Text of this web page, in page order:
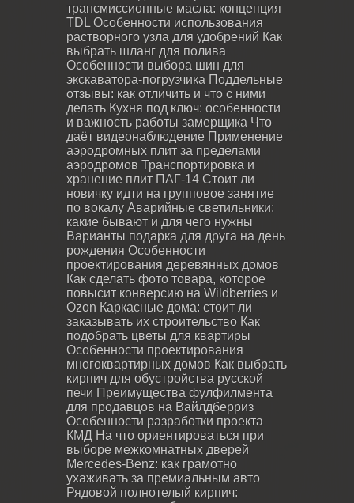
трансмиссионные масла: концепция
TDL Особенности использования
растворного узла для удобрений Как
выбрать шланг для полива
Особенности выбора шин для
экскаватора-погрузчика Поддельные
отзывы: как отличить и что с ними
делать Кухня под ключ: особенности
и важность работы замерщика Что
даёт видеонаблюдение Применение
аэродромных плит за пределами
аэродромов Транспортировка и
хранение плит ПАГ-14 Стоит ли
новичку идти на групповое занятие
по вокалу Аварийные светильники:
какие бывают и для чего нужны
Варианты подарка для друга на день
рождения Особенности
проектирования деревянных домов
Как сделать фото товара, которое
повысит конверсию на Wildberries и
Ozon Каркасные дома: стоит ли
заказывать их строительство Как
подобрать цветы для квартиры
Особенности проектирования
многоквартирных домов Как выбрать
кирпич для обустройства русской
печи Преимущества фулфилмента
для продавцов на Вайлдберриз
Особенности разработки проекта
КМД На что ориентироваться при
выборе межкомнатных дверей
Mercedes-Benz: как грамотно
ухаживать за премиальным авто
Рядовой полнотелый кирпич: